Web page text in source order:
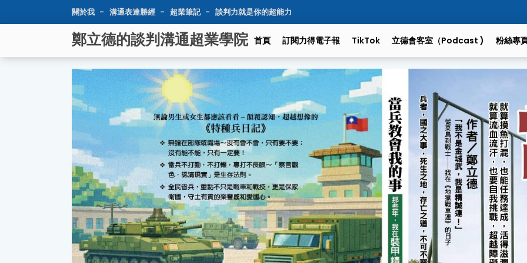
關於我 溝通表達勝經 超業筆記 談判力就是你的超能力
鄭立德的談判溝通超業學院 首頁 訂閱力得電子報 TikTok 立德會客室（podcast ) 粉絲專